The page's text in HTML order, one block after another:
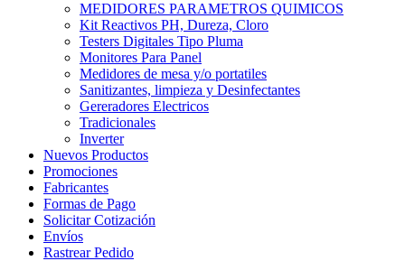
MEDIDORES PARAMETROS QUIMICOS
Kit Reactivos PH, Dureza, Cloro
Testers Digitales Tipo Pluma
Monitores Para Panel
Medidores de mesa y/o portatiles
Sanitizantes, limpieza y Desinfectantes
Gereradores Electricos
Tradicionales
Inverter
Nuevos Productos
Promociones
Fabricantes
Formas de Pago
Solicitar Cotización
Envíos
Rastrear Pedido